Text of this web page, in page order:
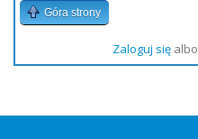
Góra strony
Zaloguj sięalbo